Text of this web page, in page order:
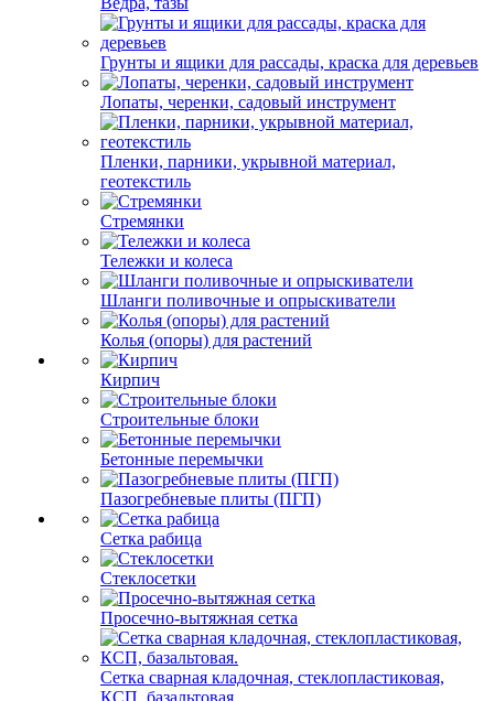
Грунты и ящики для рассады, краска для деревьев
Лопаты, черенки, садовый инструмент
Пленки, парники, укрывной материал,
геотекстиль
Стремянки
Тележки и колеса
Шланги поливочные и опрыскиватели
Колья (опоры) для растений
Кирпич
Строительные блоки
Бетонные перемычки
Пазогребневые плиты (ПГП)
Сетка рабица
Стеклосетки
Просечно-вытяжная сетка
Сетка сварная кладочная, стеклопластиковая,
КСП, базальтовая.